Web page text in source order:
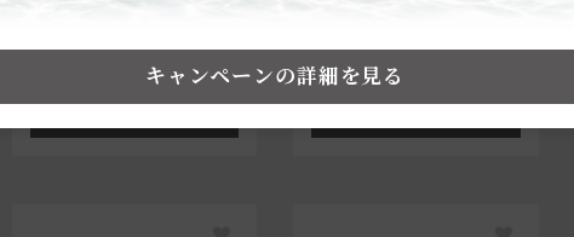
キャンペーンの詳細を見る